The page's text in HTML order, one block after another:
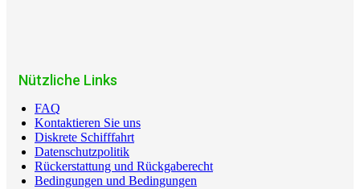
Nützliche Links
FAQ
Kontaktieren Sie uns
Diskrete Schifffahrt
Datenschutzpolitik
Rückerstattung und Rückgaberecht
Bedingungen und Bedingungen